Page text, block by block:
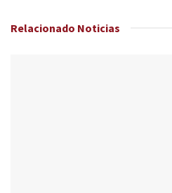
Relacionado Noticias